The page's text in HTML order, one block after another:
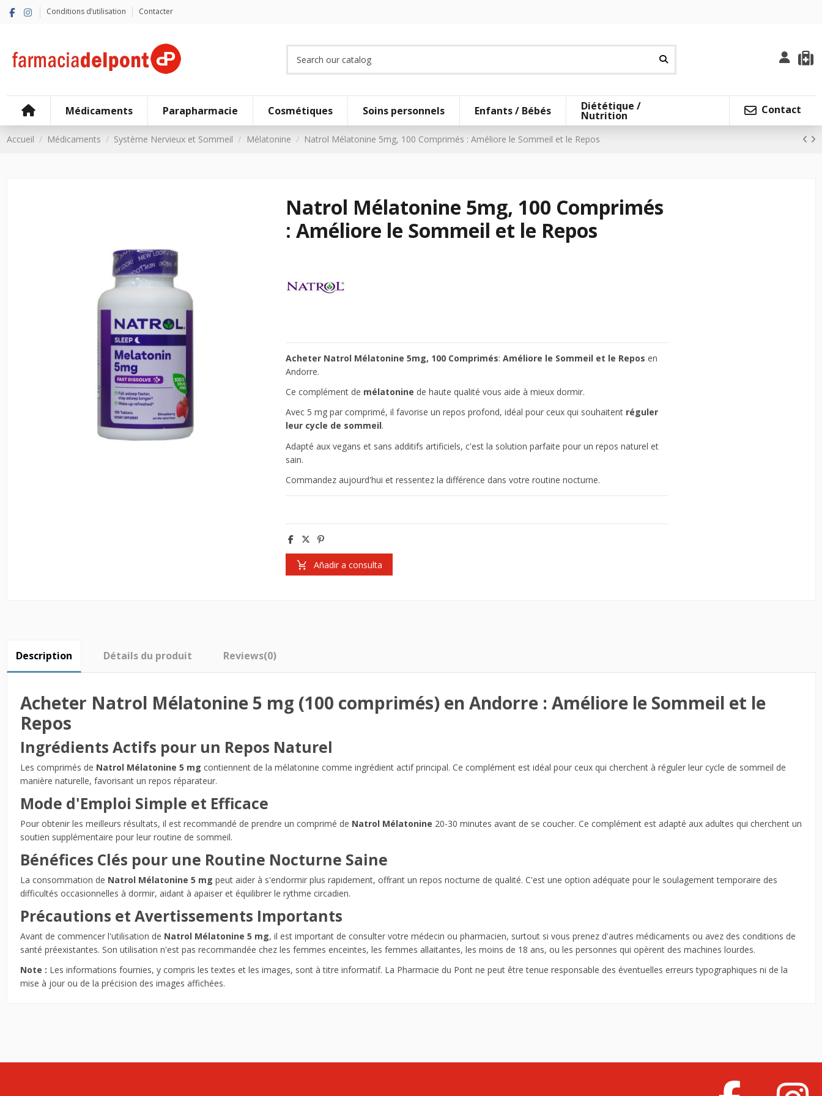
Conditions d’utilisation Contacter
Médicaments Parapharmacie Cosmétiques Soins personnels Enfants / Bébés Diététique /
Nutrition Contact
Accueil Médicaments Système Nervieux et Sommeil Mélatonine Natrol Mélatonine 5mg, 100 Comprimés : Améliore le Sommeil et le Repos
Natrol Mélatonine 5mg, 100 Comprimés
: Améliore le Sommeil et le Repos
Acheter Natrol Mélatonine 5mg, 100 Comprimés: Améliore le Sommeil et le Repos en
Andorre.
Ce complément de mélatonine de haute qualité vous aide à mieux dormir.
Avec 5 mg par comprimé, il favorise un repos profond, idéal pour ceux qui souhaitent réguler
leur cycle de sommeil.
Adapté aux vegans et sans additifs artificiels, c'est la solution parfaite pour un repos naturel et
sain.
Commandez aujourd'hui et ressentez la différence dans votre routine nocturne.
Añadir a consulta
Description Détails du produit Reviews(0)
Acheter Natrol Mélatonine 5 mg (100 comprimés) en Andorre : Améliore le Sommeil et le
Repos
Ingrédients Actifs pour un Repos Naturel
Les comprimés de Natrol Mélatonine 5 mg contiennent de la mélatonine comme ingrédient actif principal. Ce complément est idéal pour ceux qui cherchent à réguler leur cycle de sommeil de
manière naturelle, favorisant un repos réparateur.
Mode d'Emploi Simple et Efficace
Pour obtenir les meilleurs résultats, il est recommandé de prendre un comprimé de Natrol Mélatonine 20-30 minutes avant de se coucher. Ce complément est adapté aux adultes qui cherchent un
soutien supplémentaire pour leur routine de sommeil.
Bénéfices Clés pour une Routine Nocturne Saine
La consommation de Natrol Mélatonine 5 mg peut aider à s'endormir plus rapidement, offrant un repos nocturne de qualité. C'est une option adéquate pour le soulagement temporaire des
difficultés occasionnelles à dormir, aidant à apaiser et équilibrer le rythme circadien.
Précautions et Avertissements Importants
Avant de commencer l'utilisation de Natrol Mélatonine 5 mg, il est important de consulter votre médecin ou pharmacien, surtout si vous prenez d'autres médicaments ou avez des conditions de
santé préexistantes. Son utilisation n'est pas recommandée chez les femmes enceintes, les femmes allaitantes, les moins de 18 ans, ou les personnes qui opèrent des machines lourdes.
Note : Les informations fournies, y compris les textes et les images, sont à titre informatif. La Pharmacie du Pont ne peut être tenue responsable des éventuelles erreurs typographiques ni de la
mise à jour ou de la précision des images affichées.